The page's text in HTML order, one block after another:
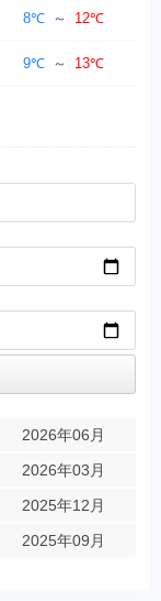
8℃ ～ 12℃
9℃ ～ 13℃
2026年06月
2026年03月
2025年12月
2025年09月